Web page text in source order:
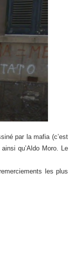
par la mafia (c’est
qu’Aldo Moro. Le
les plus